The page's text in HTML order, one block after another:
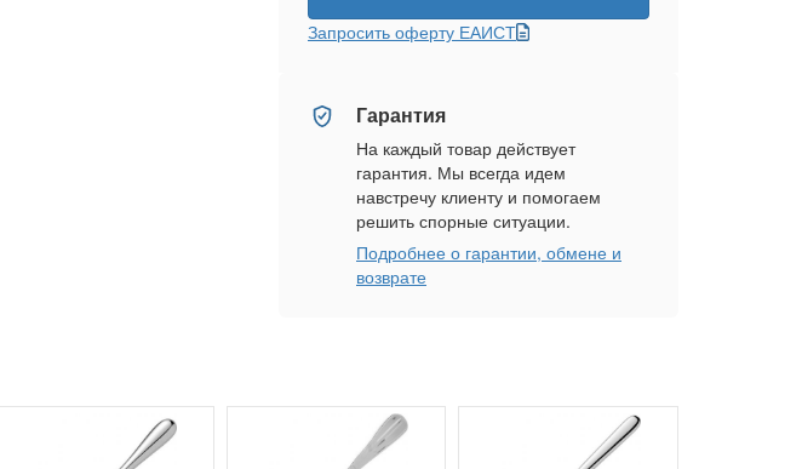
Запросить оферту ЕАИСТ
Гарантия
На каждый товар действует
гарантия. Мы всегда идем
навстречу клиенту и помогаем
решить спорные ситуации.
Подробнее о гарантии, обмене и
возврате